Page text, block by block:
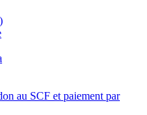
au SCF et paiement par